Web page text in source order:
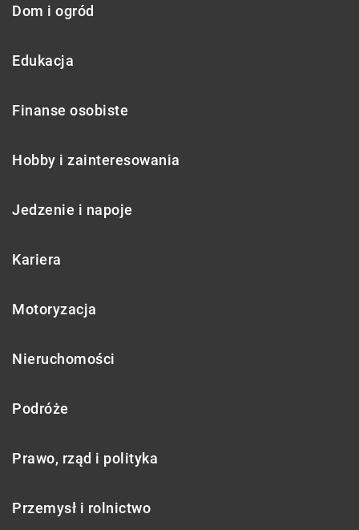
Dom i ogród
Edukacja
Finanse osobiste
Hobby i zainteresowania
Jedzenie i napoje
Kariera
Motoryzacja
Nieruchomości
Podróże
Prawo, rząd i polityka
Przemysł i rolnictwo